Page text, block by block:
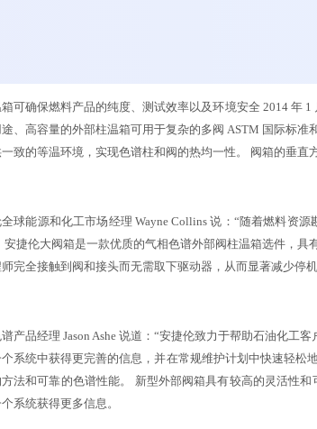
可确保燃料产品的纯度、测试效率以及环境安全 2014 年
、高容量的外部柱温箱可用于复杂的多阀 ASTM 国际标
致的等温环境，实现色谱柱和阀的热均一性。 阀箱的垂直
球能源和化工市场经理 Wayne Collins 说：“随着燃料资
安捷伦大阀箱是一款优质的气相色谱外部阀柱温箱选件，
完全接触到阀和接头而无需取下驱动器，从而显著减少停
产品经理 Jason Ashe 说道：“安捷伦致力于帮助石油化工
系统中获得更完善的信息，并在常规维护计划中快速轻
法和可靠的色谱性能。 新型外部阀箱具有较高的灵活性
系统获得更多信息。